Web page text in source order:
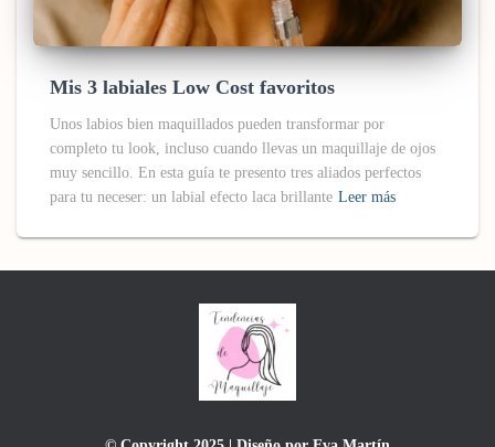
Mis 3 labiales Low Cost favoritos
Unos labios bien maquillados pueden transformar por
completo tu look, incluso cuando llevas un maquillaje de ojos
muy sencillo. En esta guía te presento tres aliados perfectos
para tu neceser: un labial efecto laca brillante Leer más